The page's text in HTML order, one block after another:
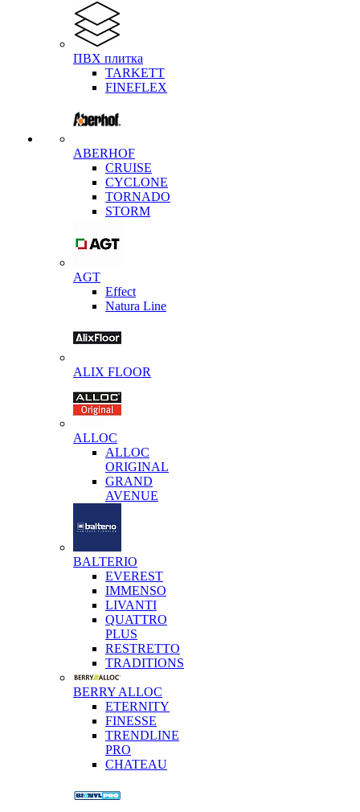
ПВХ плитка
TARKETT
FINEFLEX
ABERHOF
CRUISE
CYCLONE
TORNADO
STORM
AGT
Effect
Natura Line
ALIX FLOOR
ALLOC
ALLOC
ORIGINAL
GRAND
AVENUE
BALTERIO
EVEREST
IMMENSO
LIVANTI
QUATTRO
PLUS
RESTRETTO
TRADITIONS
BERRY ALLOC
ETERNITY
FINESSE
TRENDLINE
PRO
CHATEAU